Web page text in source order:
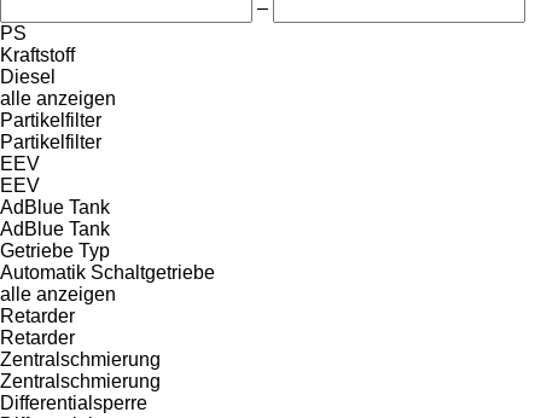
–
PS
Kraftstoff
Diesel
alle anzeigen
Partikelfilter
Partikelfilter
EEV
EEV
AdBlue Tank
AdBlue Tank
Getriebe Typ
Automatik Schaltgetriebe
alle anzeigen
Retarder
Retarder
Zentralschmierung
Zentralschmierung
Differentialsperre